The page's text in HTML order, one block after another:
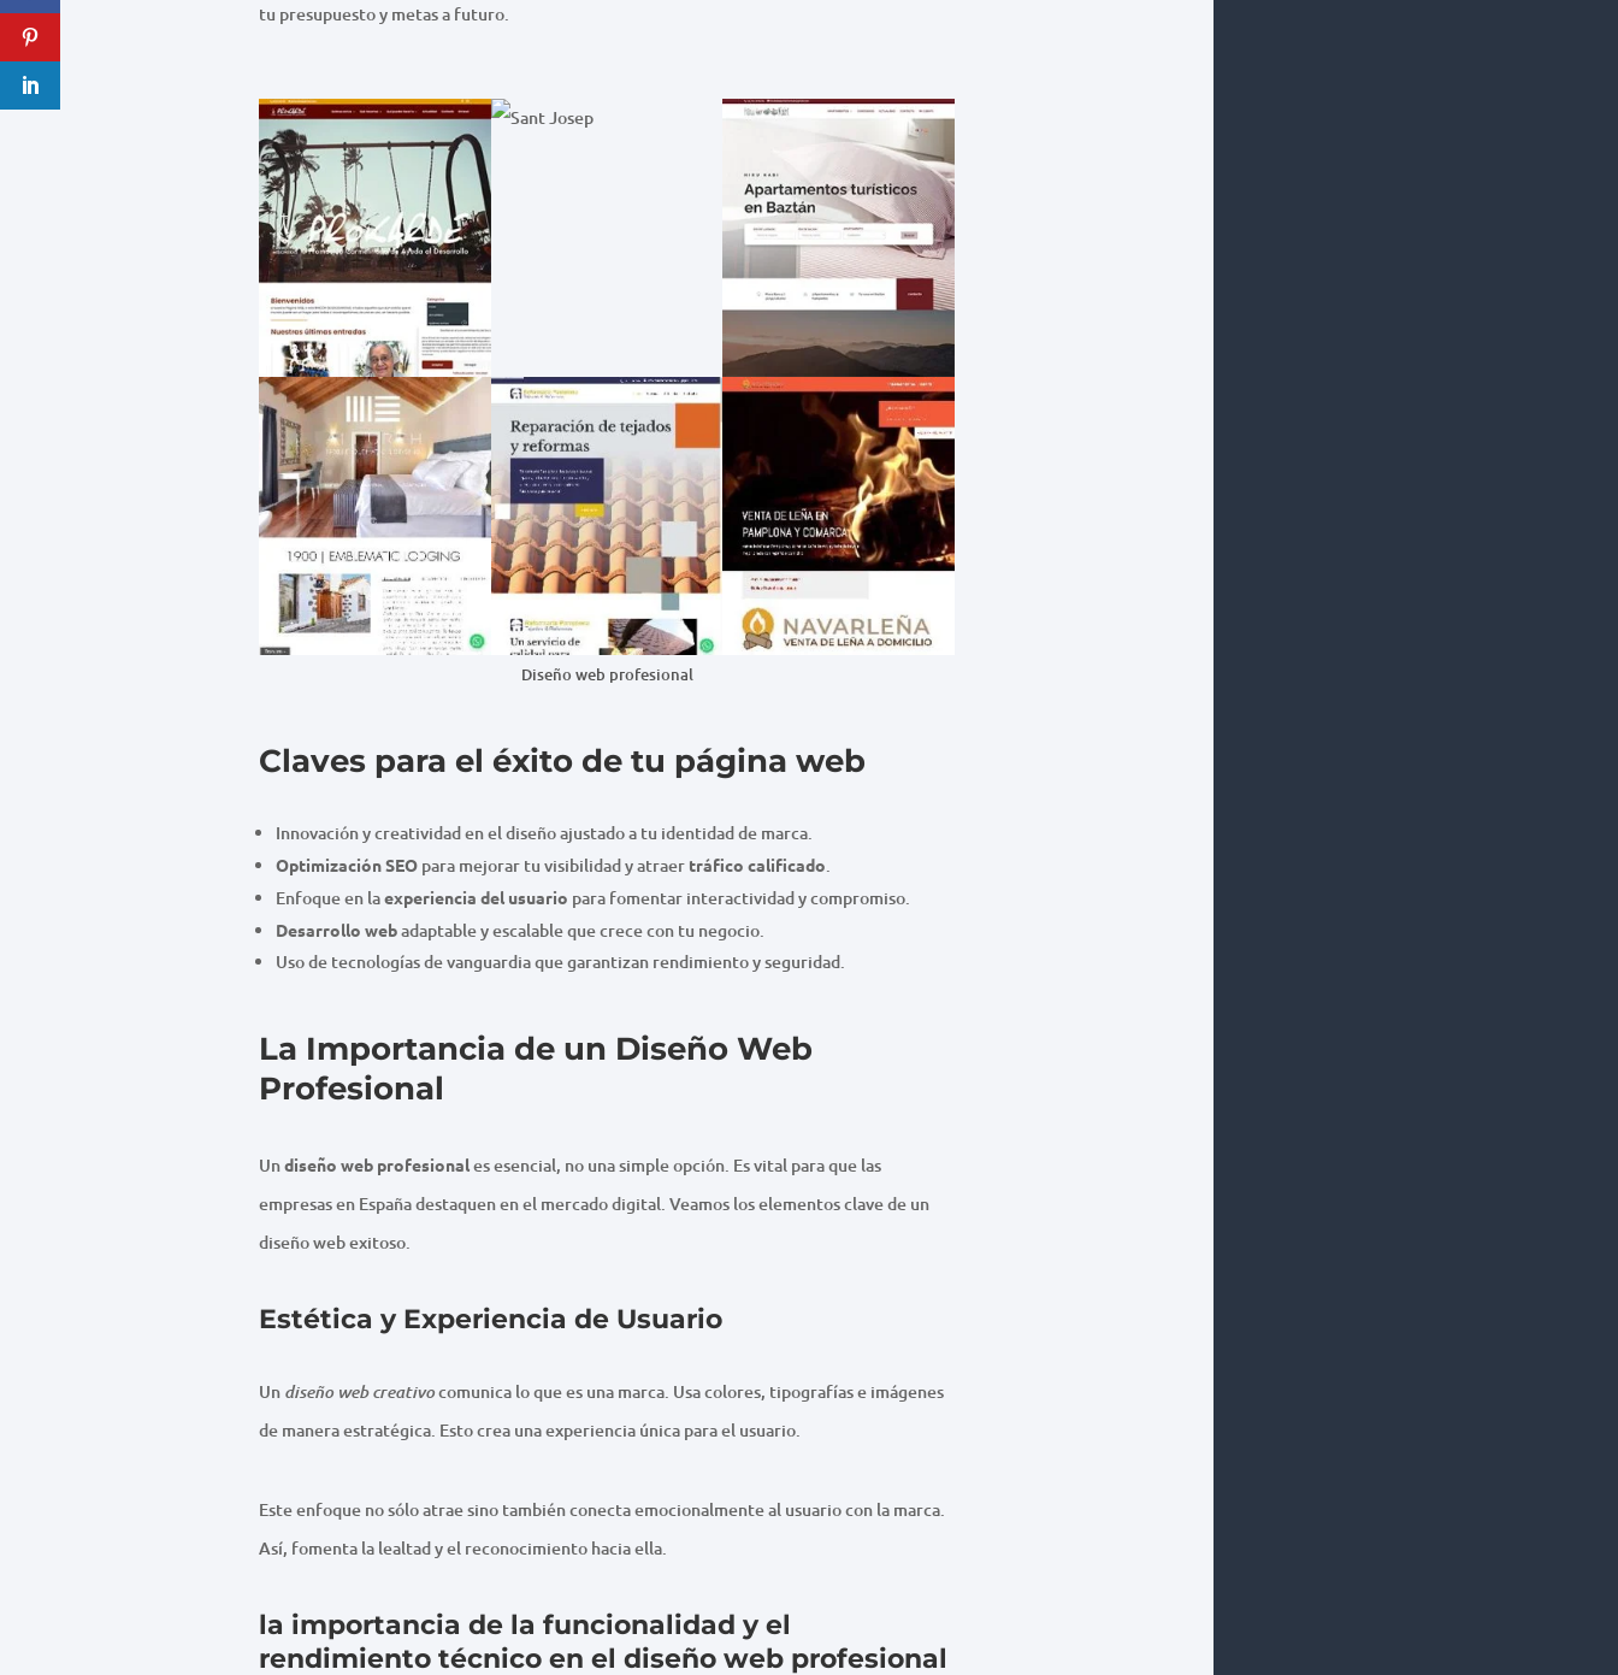
tu presupuesto y metas a futuro.
Diseño web profesional
Claves para el éxito de tu página web
Innovación y creatividad en el diseño ajustado a tu identidad de marca.
Optimización SEO para mejorar tu visibilidad y atraer tráfico calificado.
Enfoque en laexperiencia del usuario para fomentar interactividad y compromiso.
Desarrollo webadaptable y escalable que crece con tu negocio.
Uso de tecnologías de vanguardia que garantizan rendimiento y seguridad.
La Importancia de un Diseño Web
Profesional
Undiseño web profesionales esencial, no una simple opción. Es vital para que las
empresas en España destaquen en el mercado digital. Veamos los elementos clave de un
diseño web exitoso.
Estética y Experiencia de Usuario
Un diseño web creativocomunica lo que es una marca. Usa colores, tipografías e imágenes
de manera estratégica. Esto crea una experiencia única para el usuario.
Este enfoque no sólo atrae sino también conecta emocionalmente al usuario con la marca.
Así, fomenta la lealtad y el reconocimiento hacia ella.
la importancia de la funcionalidad y el
rendimiento técnico en el diseño web profesional